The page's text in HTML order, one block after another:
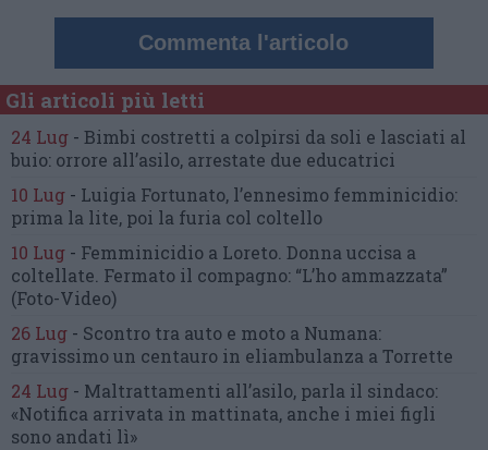
Commenta l'articolo
Gli articoli più letti
24 Lug - Bimbi costretti a colpirsi da soli e lasciati al
buio: orrore all’asilo, arrestate due educatrici
10 Lug - Luigia Fortunato, l’ennesimo femminicidio:
prima la lite, poi la furia col coltello
10 Lug - Femminicidio a Loreto. Donna uccisa a
coltellate. Fermato il compagno: “L’ho ammazzata”
(Foto-Video)
26 Lug - Scontro tra auto e moto a Numana:
gravissimo un centauro in eliambulanza a Torrette
24 Lug - Maltrattamenti all’asilo, parla il sindaco:
«Notifica arrivata in mattinata, anche i miei figli
sono andati lì»